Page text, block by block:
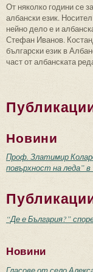
От няколко години се
албански език.
нейно дело е и
Стефан Иванов.
български език в
част от албанската
Новини
Проф. Златимир
повърхност на леда” в
“Де е България?”
Новини